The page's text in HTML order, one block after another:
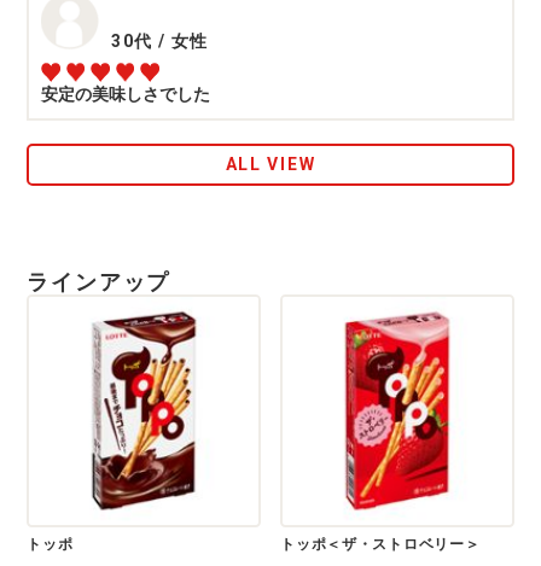
30代 / 女性
安定の美味しさでした
ALL VIEW
ラインアップ
トッポ トッポ＜ザ・ストロベリー＞